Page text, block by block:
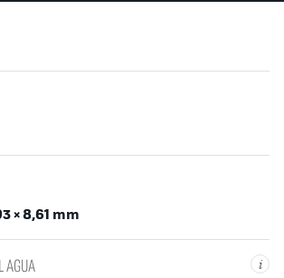
× 8,61 mm
i
AGUA